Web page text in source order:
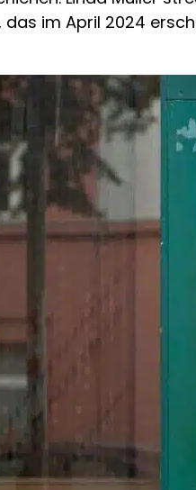
das im April 2024